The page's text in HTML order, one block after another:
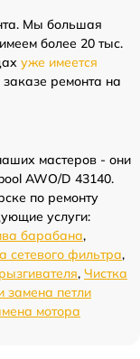
Мы большая
более 20 тыс.
уже имеется
ремонта на
мастеров - они
AWO/D 43140.
по ремонту
услуги:
барабана,
сетевого фильтра,
, Чистка
замена петли
мотора